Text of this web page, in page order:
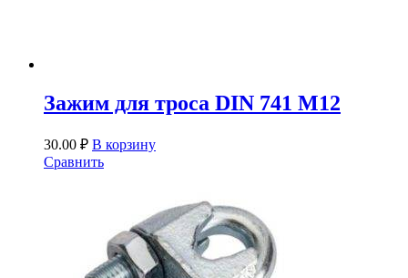
Зажим для троса DIN 741 М12
30.00 ₽ В корзину
Сравнить